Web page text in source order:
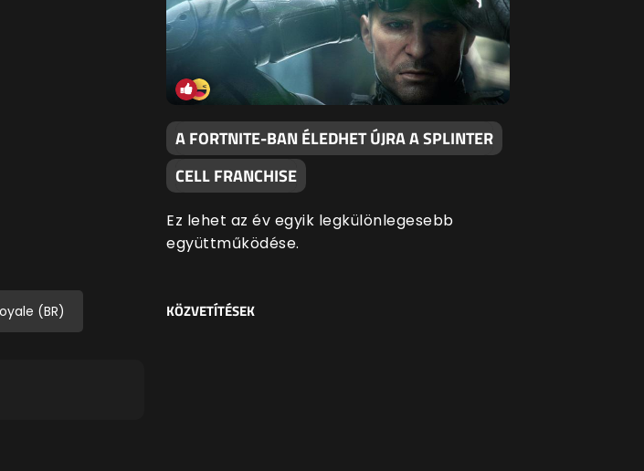
(BR)
A FORTNITE-BAN ÉLEDHET ÚJRA A SPLINTER
CELL FRANCHISE
Ez lehet az év egyik legkülönlegesebb
együttműködése.
KÖZVETÍTÉSEK